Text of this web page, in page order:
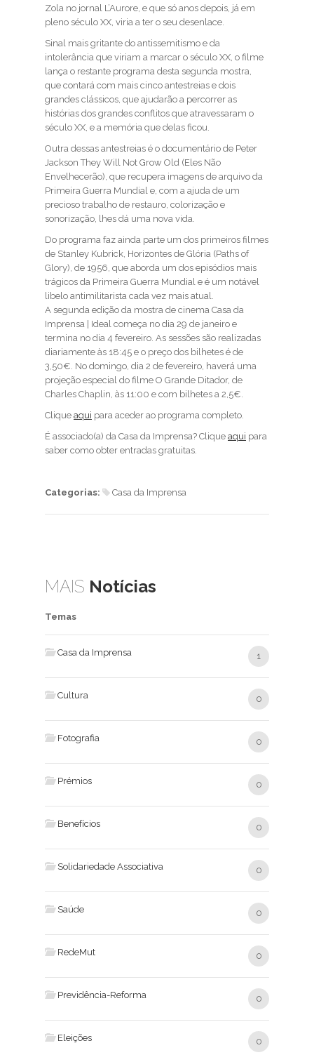
Zola no jornal L’Aurore, e que só anos depois, já em
pleno século XX, viria a ter o seu desenlace.
Sinal mais gritante do antissemitismo e da
intolerância que viriam a marcar o século XX, o filme
lança o restante programa desta segunda mostra,
que contará com mais cinco antestreias e dois
grandes clássicos, que ajudarão a percorrer as
histórias dos grandes conflitos que atravessaram o
século XX, e a memória que delas ficou.
Outra dessas antestreias é o documentário de Peter
Jackson They Will Not Grow Old (Eles Não
Envelhecerão), que recupera imagens de arquivo da
Primeira Guerra Mundial e, com a ajuda de um
precioso trabalho de restauro, colorização e
sonorização, lhes dá uma nova vida.
Do programa faz ainda parte um dos primeiros filmes
de Stanley Kubrick, Horizontes de Glória (Paths of
Glory), de 1956, que aborda um dos episódios mais
trágicos da Primeira Guerra Mundial e é um notável
libelo antimilitarista cada vez mais atual.
A segunda edição da mostra de cinema Casa da
Imprensa | Ideal começa no dia 29 de janeiro e
termina no dia 4 fevereiro. As sessões são realizadas
diariamente às 18:45 e o preço dos bilhetes é de
3,50€. No domingo, dia 2 de fevereiro, haverá uma
projeção especial do filme O Grande Ditador, de
Charles Chaplin, às 11:00 e com bilhetes a 2,5€.
Clique aqui para aceder ao programa completo.
É associado(a) da Casa da Imprensa? Clique aqui para
saber como obter entradas gratuitas.
Categorias: Casa da Imprensa
MAIS Notícias
Temas
Casa da Imprensa 1
Cultura 0
Fotografia 0
Prémios 0
Benefícios 0
Solidariedade Associativa 0
Saúde 0
RedeMut 0
Previdência-Reforma 0
Eleições 0